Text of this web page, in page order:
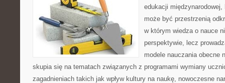
edukacji
może być przestrzenią
w którym wiedza o nauce
perspektywie, lecz
modele nauczania obecne
skupia się na tematach związanych z programami wymiany
zagadnieniach takich jak wpływ kultury na naukę, nowoczesne